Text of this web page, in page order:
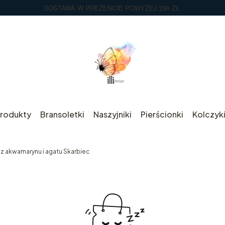
DOSTAWA W PREZENCIE POWYŻEJ 299 ZŁ
Bransoletki Naszyjniki Pierścionki Kolczyki
akwamarynu i agatu Skarbiec